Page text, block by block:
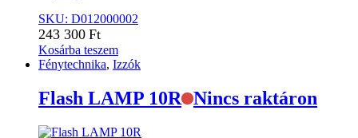
SKU: D012000002
243 300 Ft
Kosárba teszem
Fénytechnika, Izzók
Flash LAMP 10R Nincs raktáron